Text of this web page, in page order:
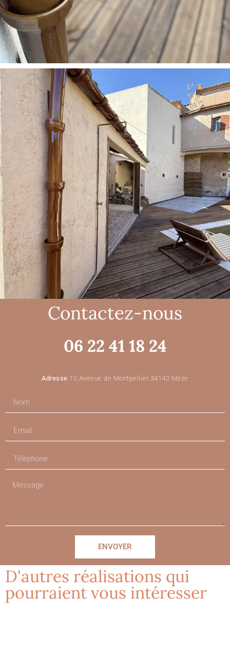
Contactez-nous
06 22 41 18 24
Adresse 10 Avenue de Montpellier 34140 Mèze
ENVOYER
D'autres réalisations qui
pourraient vous intéresser